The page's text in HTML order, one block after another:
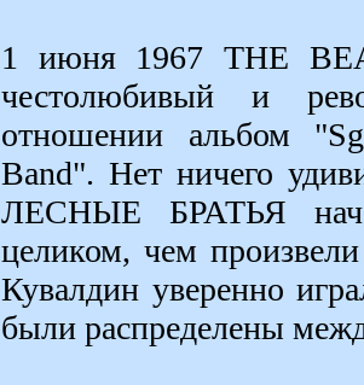
1 июня 1967 THE
честолюбивый и
отношении альбом
Band". Нет ничего
ЛЕСНЫЕ БРАТЬЯ
целиком, чем
Кувалдин уверенно
были распределены